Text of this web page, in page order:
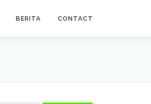
BERITA CONTACT